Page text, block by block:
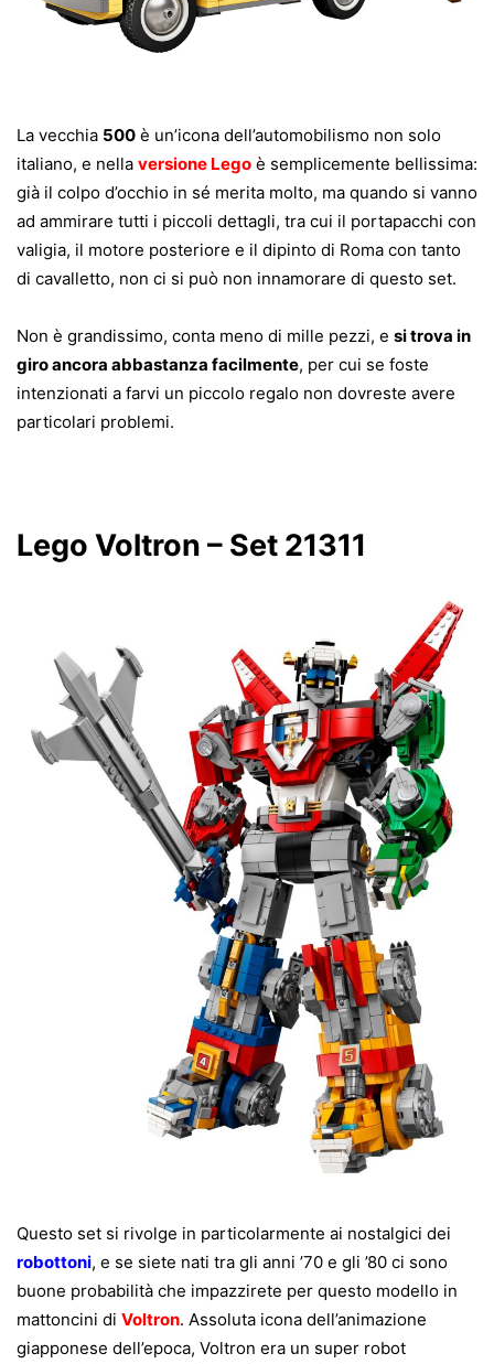
La vecchia 500 è un’icona dell’automobilismo non solo
italiano, e nella versione Lego è semplicemente bellissima:
già il colpo d’occhio in sé merita molto, ma quando si vanno
ad ammirare tutti i piccoli dettagli, tra cui il portapacchi con
valigia, il motore posteriore e il dipinto di Roma con tanto
di cavalletto, non ci si può non innamorare di questo set.
Non è grandissimo, conta meno di mille pezzi, e si trova in
giro ancora abbastanza facilmente, per cui se foste
intenzionati a farvi un piccolo regalo non dovreste avere
particolari problemi.
Lego Voltron – Set 21311
Questo set si rivolge in particolarmente ai nostalgici dei
robottoni, e se siete nati tra gli anni ’70 e gli ’80 ci sono
buone probabilità che impazzirete per questo modello in
mattoncini di Voltron. Assoluta icona dell’animazione
giapponese dell’epoca, Voltron era un super robot